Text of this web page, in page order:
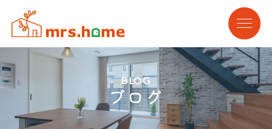
BLOG
ブログ